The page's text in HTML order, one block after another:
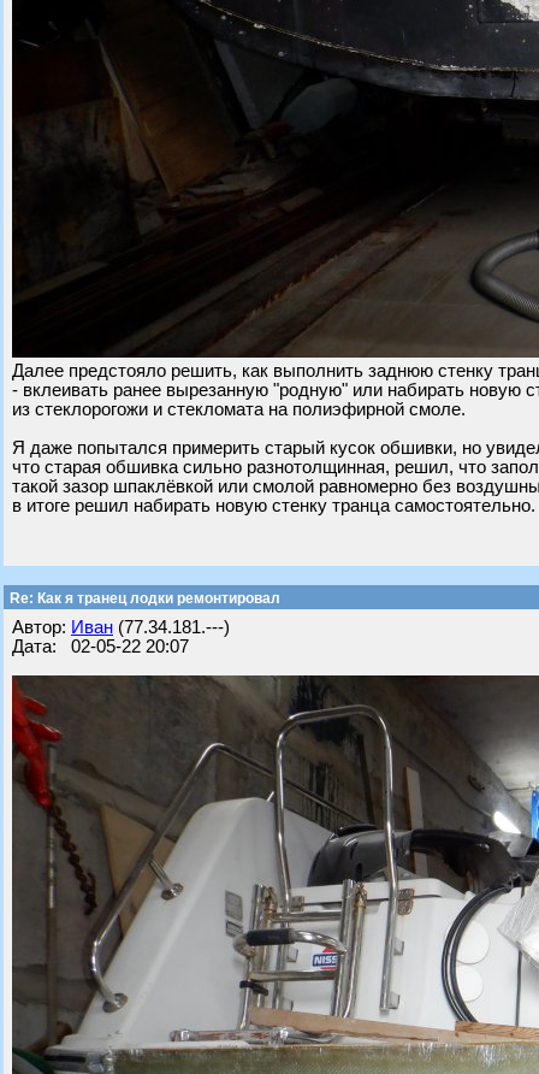
Далее предстояло решить, как выполнить заднюю стенку
- вклеивать ранее вырезанную "родную" или набирать новую
из стеклорогожи и стекломата на полиэфирной смоле.
Я даже попытался примерить старый кусок обшивки, но
что старая обшивка сильно разнотолщинная, решил, что
такой зазор шпаклёвкой или смолой равномерно без
в итоге решил набирать новую стенку транца самостоятельно.
Re: Как я транец лодки ремонтировал
Автор: Иван (77.34.181.---)
Дата: 02-05-22 20:07